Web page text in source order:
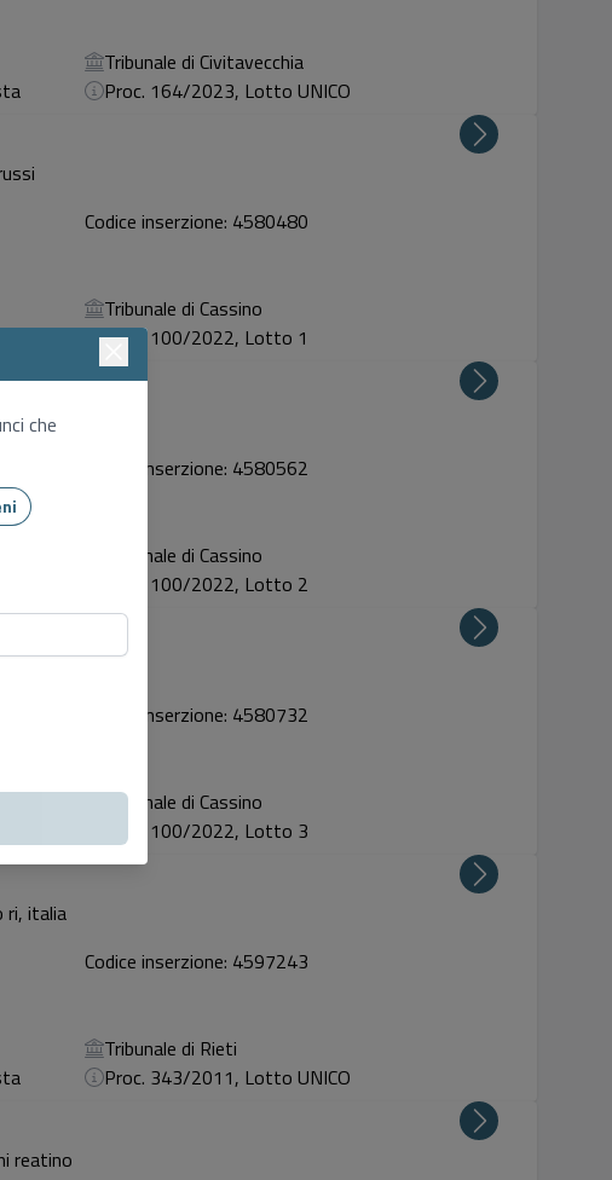
Tribunale di Civitavecchia
Proc. 164/2023, Lotto UNICO
Codice inserzione: 4580480
Tribunale di Cassino
Proc. 100/2022, Lotto 1
Codice inserzione: 4580562
Tribunale di Cassino
Proc. 100/2022, Lotto 2
Codice inserzione: 4580732
Tribunale di Cassino
Proc. 100/2022, Lotto 3
ri, italia
Codice inserzione: 4597243
Tribunale di Rieti
Proc. 343/2011, Lotto UNICO
reatino
che